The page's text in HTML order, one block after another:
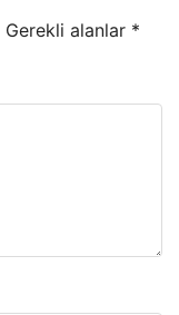
Gerekli alanlar *